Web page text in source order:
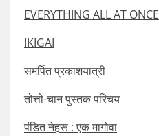
EVERYTHING ALL AT ONCE
IKIGAI
समर्पित प्रकाशयात्री
तोत्तो-चान पुस्तक परिचय
पंडित नेहरू : एक मागोवा